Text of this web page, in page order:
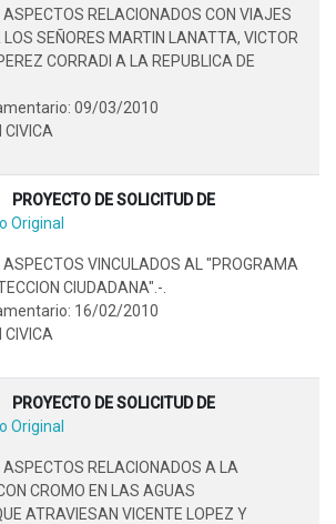
RELACIONADOS CON VIAJES
LOS SEÑORES MARTIN LANATTA, VICTOR
CORRADI A LA REPUBLICA DE
09/03/2010
CIVICA
PROYECTO DE SOLICITUD DE
Original
VINCULADOS AL "PROGRAMA
CIUDADANA".-.
16/02/2010
CIVICA
PROYECTO DE SOLICITUD DE
Original
RELACIONADOS A LA
CROMO EN LAS AGUAS
ATRAVIESAN VICENTE LOPEZ Y